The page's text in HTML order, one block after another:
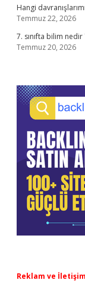
Hangi
Temmuz 22, 2026
7. sınıfta bilim nedir
Temmuz 20, 2026
Reklam ve